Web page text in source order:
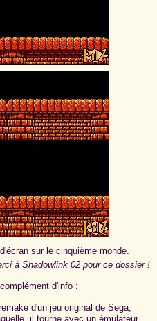
sur le cinquième monde.
à Shadowlink 02 pour ce dossier !
d'info :
d'un jeu original de Sega,
il tourne avec un émulateur